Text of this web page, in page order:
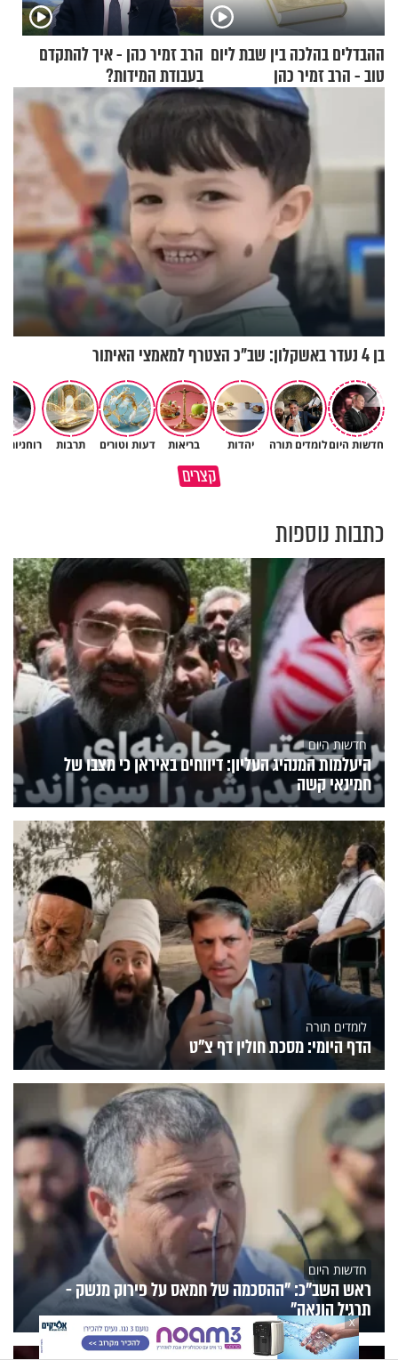
ההבדלים בהלכה בין שבת ליום
טוב - הרב זמיר כהן
הרב זמיר כהן - איך להתקדם
בעבודת המידות?
בן 4 נעדר באשקלון: שב"כ הצטרף למאמצי האיתור
חדשות היוםלומדים תורה יהדות בריאות דעות וטורים תרבות רוחניות
קצריםמדוע האמונה נמשלה למלח?
גם ׳הרע׳ זה הרחמים של בורא
כתבות נוספות
חדשות היום
היעלמות המנהיג העליון: דיווחים באיראן כי מצבו של
חמינאי קשה
לומדים תורה
הדף היומי: מסכת חולין דף צ"ט
חדשות היום
ראש השב"כ: "ההסכמה של חמאס על פירוק מנשק -
תרגיל הונאה"
X